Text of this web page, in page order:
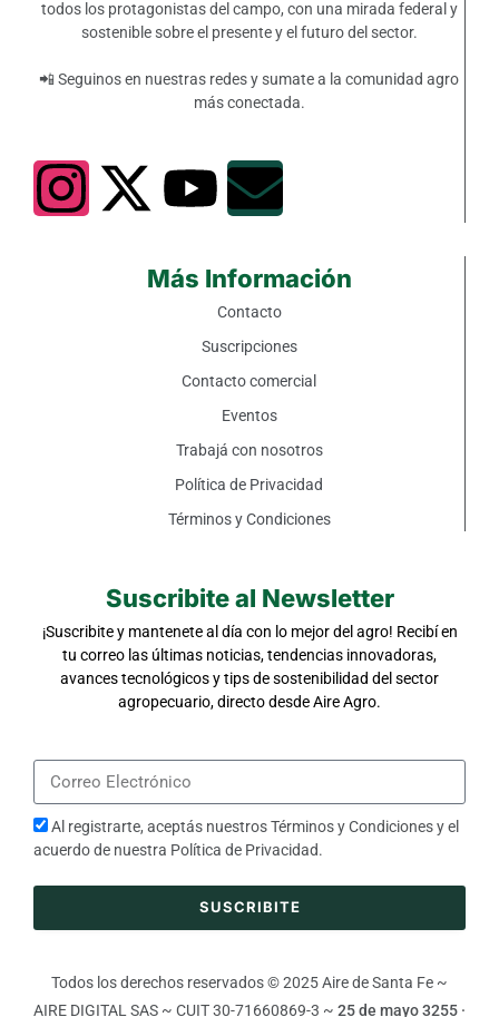
todos los protagonistas del campo, con una mirada federal y
sostenible sobre el presente y el futuro del sector.
📲 Seguinos en nuestras redes y sumate a la comunidad agro
más conectada.
Más Información
Contacto
Suscripciones
Contacto comercial
Eventos
Trabajá con nosotros
Política de Privacidad
Términos y Condiciones
Suscribite al Newsletter
¡Suscribite y mantenete al día con lo mejor del agro! Recibí en
tu correo las últimas noticias, tendencias innovadoras,
avances tecnológicos y tips de sostenibilidad del sector
agropecuario, directo desde Aire Agro.
Al registrarte, aceptás nuestrosTérminos y Condicionesy el
acuerdo de nuestra Política de Privacidad.
SUSCRIBITE
Todos los derechos reservados © 2025 Aire de Santa Fe ~
AIRE DIGITAL SAS ~ CUIT 30-71660869-3 ~ 25 de mayo 3255 ·